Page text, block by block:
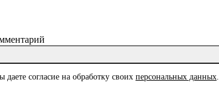
согласие на обработку своих персональных данных.